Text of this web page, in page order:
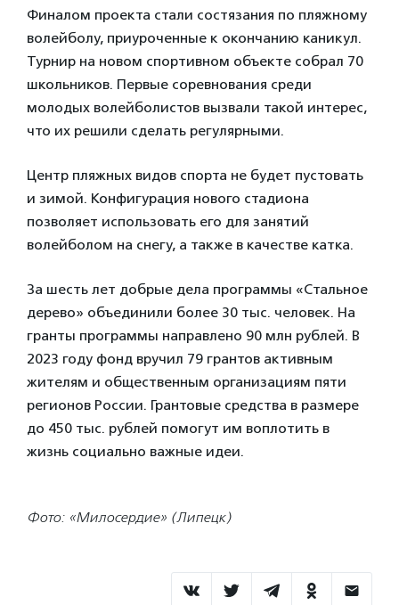
Финалом проекта стали состязания по пляжному
волейболу, приуроченные к окончанию каникул.
Турнир на новом спортивном объекте собрал 70
школьников. Первые соревнования среди
молодых волейболистов вызвали такой интерес,
что их решили сделать регулярными.
Центр пляжных видов спорта не будет пустовать
и зимой. Конфигурация нового стадиона
позволяет использовать его для занятий
волейболом на снегу, а также в качестве катка.
За шесть лет добрые дела программы «Стальное
дерево» объединили более 30 тыс. человек. На
гранты программы направлено 90 млн рублей. В
2023 году фонд вручил 79 грантов активным
жителям и общественным организациям пяти
регионов России. Грантовые средства в размере
до 450 тыс. рублей помогут им воплотить в
жизнь социально важные идеи.
Фото: «Милосердие» (Липецк)